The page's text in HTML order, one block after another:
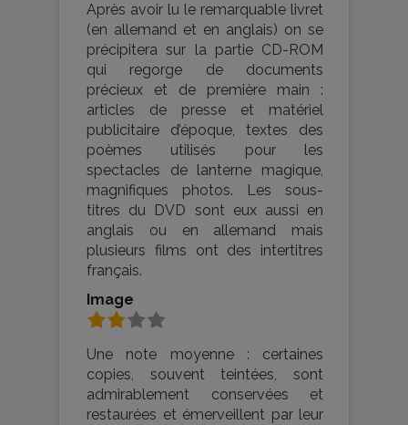
Après avoir lu le remarquable livret
(en allemand et en anglais) on se
précipitera sur la partie CD-ROM
qui regorge de documents
précieux et de première main :
articles de presse et matériel
publicitaire d’époque, textes des
poèmes utilisés pour les
spectacles de lanterne magique,
magnifiques photos. Les sous-
titres du DVD sont eux aussi en
anglais ou en allemand mais
plusieurs films ont des intertitres
français.
Image
Une note moyenne : certaines
copies, souvent teintées, sont
admirablement conservées et
restaurées et émerveillent par leur